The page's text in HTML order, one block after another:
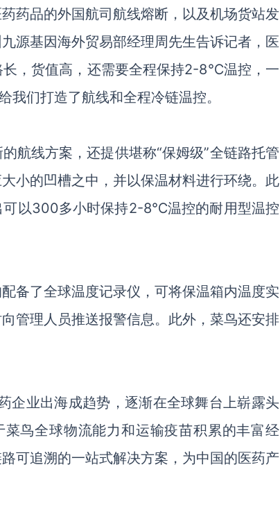
药品的外国航司航线熔断，以及机场货站发
源基因海外贸易部经理周先生告诉记者，医
，货值高，还需要全程保持2-8℃温控，一
我们打造了航线和全程冷链温控。
航线方案，还提供堪称“保姆级”全链路托管
小的凹槽之中，并以保温材料进行环绕。此
可以300多小时保持2-8℃温控的耐用型温控
备了全球温度记录仪，可将保温箱内温度实
管理人员推送报警信息。此外，菜鸟还安排
企业出海成趋势，逐渐在全球舞台上崭露头
鸟全球物流能力和运输疫苗积累的丰富经
可追溯的一站式解决方案，为中国的医药产